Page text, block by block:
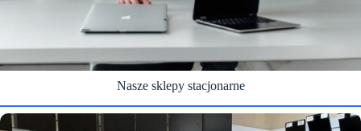
Nasze sklepy stacjonarne